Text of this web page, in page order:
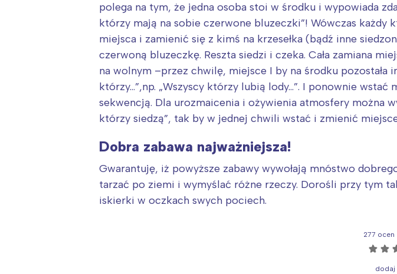
polega na tym, że jedna osoba stoi w środku i wypowiada
którzy mają na sobie czerwone bluzeczki”! Wówczas
miejsca i zamienić się z kimś na krzesełka (bądź inne
czerwoną bluzeczkę. Reszta siedzi i czeka. Cała zamiana
na wolnym –przez chwilę, miejsce I by na środku pozostała
którzy…”,np. „Wszyscy którzy lubią lody…”. I ponownie
sekwencją. Dla urozmaicenia i ożywienia atmosfery można
którzy siedzą”, tak by w jednej chwili wstać i zmienić
Dobra zabawa najważniejsza!
Gwarantuję, iż powyższe zabawy wywołają mnóstwo
tarzać po ziemi i wymyślać różne rzeczy. Dorośli przy tym
iskierki w oczkach swych pociech.
277 ocen
☆ ☆
dodaj